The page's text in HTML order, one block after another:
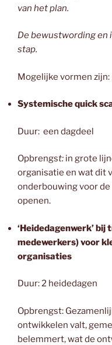
van het plan.
De bewustwording en
stap.
Mogelijke vormen zijn:
Systemische quick
Duur: een dagdeel
Opbrengst: in grote
organisatie en wat dit
onderbouwing voor
openen.
‘Heidedagenwerk’
medewerkers) voor
organisaties
Duur: 2 heidedagen
Opbrengst:
ontwikkelen valt,
belemmert, wat de